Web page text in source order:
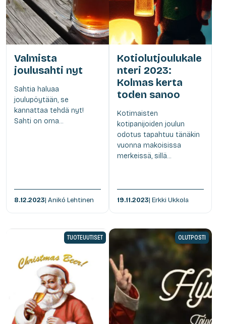
Valmista
joulusahti nyt
Sahtia haluaa
joulupöytään, se
kannattaa tehdä nyt!
Sahti on oma...
8.12.2023| Anikó Lehtinen
Kotiolutjoulukale
nteri 2023:
Kolmas kerta
toden sanoo
Kotimaisten
kotipanijoiden joulun
odotus tapahtuu tänäkin
vuonna makoisissa
merkeissä, sillä...
19.11.2023| Erkki Ukkola
TUOTEUUTISET OLUTPOSTI